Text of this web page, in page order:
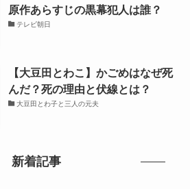
原作あらすじの黒幕犯人は誰？
テレビ朝日
【大豆田とわこ】かごめはなぜ死
んだ？死の理由と伏線とは？
大豆田とわ子と三人の元夫
新着記事